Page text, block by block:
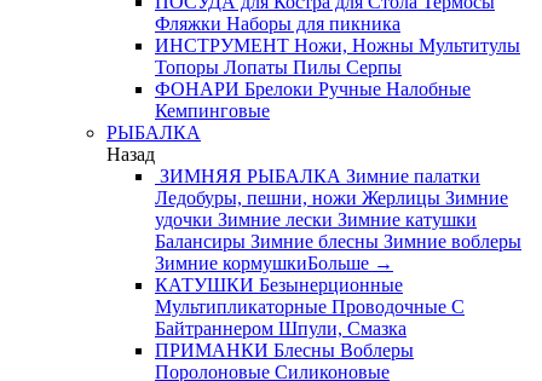
Фляжки Наборы для пикника
ИНСТРУМЕНТ Ножи, Ножны Мультитулы
Топоры Лопаты Пилы Серпы
ФОНАРИ Брелоки Ручные Налобные
Кемпинговые
РЫБАЛКА
Назад
ЗИМНЯЯ РЫБАЛКА Зимние палатки
Ледобуры, пешни, ножи Жерлицы Зимние
удочки Зимние лески Зимние катушки
Балансиры Зимние блесны Зимние воблеры
Зимние кормушкиБольше →
КАТУШКИ Безынерционные
Мультипликаторные Проводочные С
Байтраннером Шпули, Смазка
ПРИМАНКИ Блесны Воблеры
Поролоновые Силиконовые